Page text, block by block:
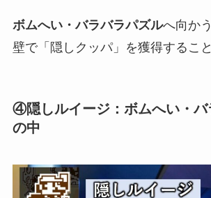
ボムへい・バラバラパズルへ向か
壁で「隠しクッパ」を獲得するこ
④隠しルイージ：ボムへい・バ
の中